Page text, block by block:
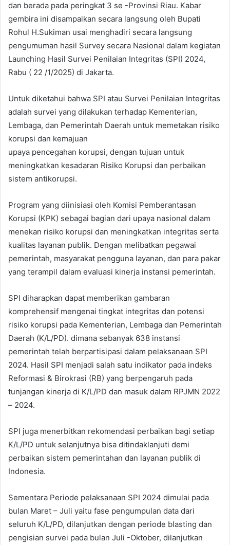
dan berada pada peringkat 3 se -Provinsi Riau. Kabar
gembira ini disampaikan secara langsung oleh Bupati
Rohul H.Sukiman usai menghadiri secara langsung
pengumuman hasil Survey secara Nasional dalam kegiatan
Launching Hasil Survei Penilaian Integritas (SPI) 2024,
Rabu ( 22 /1/2025) di Jakarta.
Untuk diketahui bahwa SPI atau Survei Penilaian Integritas
adalah survei yang dilakukan terhadap Kementerian,
Lembaga, dan Pemerintah Daerah untuk memetakan risiko
korupsi dan kemajuan
upaya pencegahan korupsi, dengan tujuan untuk
meningkatkan kesadaran Risiko Korupsi dan perbaikan
sistem antikorupsi.
Program yang diinisiasi oleh Komisi Pemberantasan
Korupsi (KPK) sebagai bagian dari upaya nasional dalam
menekan risiko korupsi dan meningkatkan integritas serta
kualitas layanan publik. Dengan melibatkan pegawai
pemerintah, masyarakat pengguna layanan, dan para pakar
yang terampil dalam evaluasi kinerja instansi pemerintah.
SPI diharapkan dapat memberikan gambaran
komprehensif mengenai tingkat integritas dan potensi
risiko korupsi pada Kementerian, Lembaga dan Pemerintah
Daerah (K/L/PD). dimana sebanyak 638 instansi
pemerintah telah berpartisipasi dalam pelaksanaan SPI
2024. Hasil SPI menjadi salah satu indikator pada indeks
Reformasi & Birokrasi (RB) yang berpengaruh pada
tunjangan kinerja di K/L/PD dan masuk dalam RPJMN 2022
– 2024.
SPI juga menerbitkan rekomendasi perbaikan bagi setiap
K/L/PD untuk selanjutnya bisa ditindaklanjuti demi
perbaikan sistem pemerintahan dan layanan publik di
Indonesia.
Sementara Periode pelaksanaan SPI 2024 dimulai pada
bulan Maret – Juli yaitu fase pengumpulan data dari
seluruh K/L/PD, dilanjutkan dengan periode blasting dan
pengisian survei pada bulan Juli -Oktober, dilanjutkan